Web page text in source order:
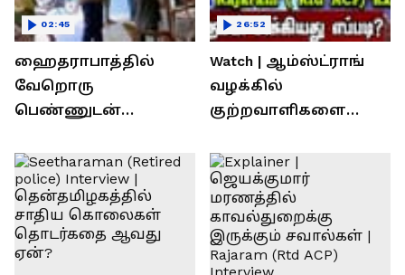
ஹைதராபாத்தில்
வேறொரு
பெண்ணுடன்
தலைவரை மடக்கி
பிடித்த மனைவி
02:45
Watch | ஆம்ஸ்ட்ராங்
வழக்கில்
குற்றவாளிகளை
காவல்துறை? / Rajaram
Rtd ACP Interview
26:52